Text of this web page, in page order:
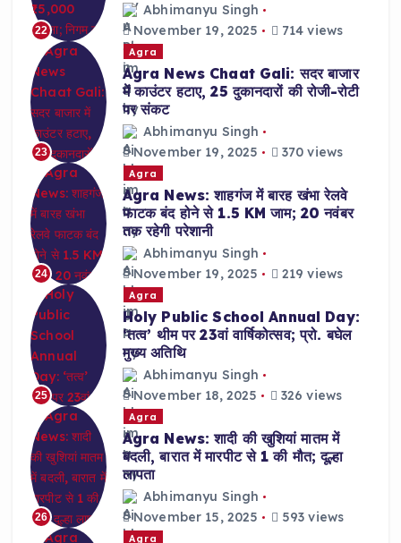
22
Abhimanyu Singh
November 19, 2025
714 views
23
Agra
Agra News Chaat Gali: सदर बाजार
में काउंटर हटाए, 25 दुकानदारों की रोजी-रोटी
पर संकट
Abhimanyu Singh
November 19, 2025
370 views
24
Agra
Agra News: शाहगंज में बारह खंभा रेलवे
फाटक बंद होने से 1.5 KM जाम; 20 नवंबर
तक रहेगी परेशानी
Abhimanyu Singh
November 19, 2025
219 views
25
Agra
Holy Public School Annual Day:
‘तत्व’ थीम पर 23वां वार्षिकोत्सव; प्रो. बघेल
मुख्य अतिथि
Abhimanyu Singh
November 18, 2025
326 views
26
Agra
Agra News: शादी की खुशियां मातम में
बदली, बारात में मारपीट से 1 की मौत; दूल्हा
लापता
Abhimanyu Singh
November 15, 2025
593 views
Agra